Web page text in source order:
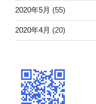
2020年5月 (55)
2020年4月 (20)